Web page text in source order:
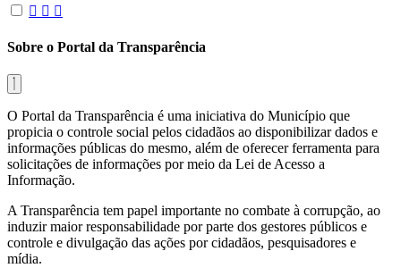
Sobre o Portal da Transparência
O Portal da Transparência é uma iniciativa do Município que
propicia o controle social pelos cidadãos ao disponibilizar dados e
informações públicas do mesmo, além de oferecer ferramenta para
solicitações de informações por meio da Lei de Acesso a
Informação.
A Transparência tem papel importante no combate à corrupção, ao
induzir maior responsabilidade por parte dos gestores públicos e
controle e divulgação das ações por cidadãos, pesquisadores e
mídia.